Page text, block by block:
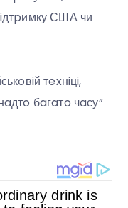
США чи
тexнiцi,
бaгaтo чaсу”